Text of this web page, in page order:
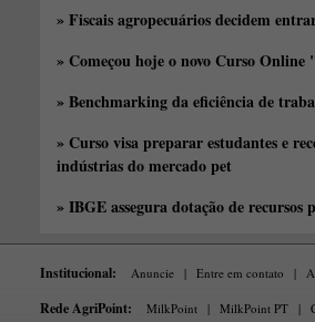
» Fiscais agropecuários decidem
» Começou hoje o novo Curso
» Benchmarking da eficiência de
» Curso visa preparar estudantes e
indústrias do mercado pet
» IBGE assegura dotação de recursos
Institucional: Anuncie | Entre em contato |
Rede AgriPoint: MilkPoint | MilkPoint PT |